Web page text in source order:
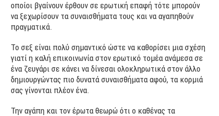
οποίοι βγαίνουν έρθουν σε ερωτική επαφή τότε μπορούν
να ξεχωρίσουν τα συναισθήματα τους και να αγαπηθούν
πραγματικά.
Το σεξ είναι πολύ σημαντικό ώστε να καθορίσει μια σχέση
γιατί η καλή επικοινωνία στον ερωτικό τομέα ανάμεσα σε
ένα ζευγάρι σε κάνει να δίνεσαι ολοκληρωτικά στον άλλο
δημιουργώντας πιο δυνατά συναισθήματα αφού, τα κορμιά
σας γίνονται πλέον ένα.
Την αγάπη και τον έρωτα θεωρώ ότι ο καθένας τα